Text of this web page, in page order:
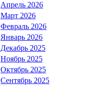
Апрель 2026
Март 2026
Февраль 2026
Январь 2026
Декабрь 2025
Ноябрь 2025
Октябрь 2025
Сентябрь 2025